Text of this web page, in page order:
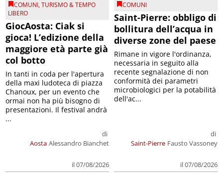
COMUNI,TURISMO & TEMPO
LIBERO
GiocAosta: Ciak si
gioca! L’edizione della
maggiore età parte già
col botto
Aosta
di
Alessandro Bianchet
il 07/08/2026
In tanti in coda per l'apertura
della maxi ludoteca di piazza
Chanoux, per un evento che
ormai non ha più bisogno di
presentazioni. Il festival andrà
...
COMUNI
Saint-Pierre: obbligo di
bollitura dell’acqua in
diverse zone del paese
Saint-Pierre
di
Fausto Vassoney
il 07/08/2026
Rimane in vigore l'ordinanza,
necessaria in seguito alla
recente segnalazione di non
conformità dei parametri
microbiologici per la potabilità
dell'ac...